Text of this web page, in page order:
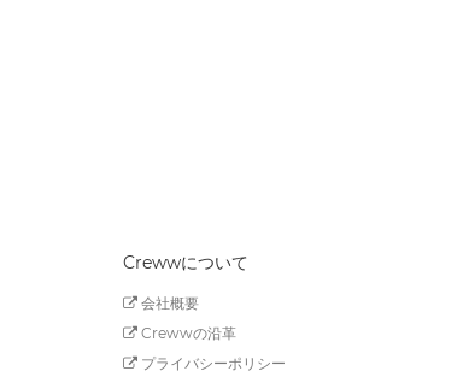
Crewwについて
会社概要
Crewwの沿革
プライバシーポリシー